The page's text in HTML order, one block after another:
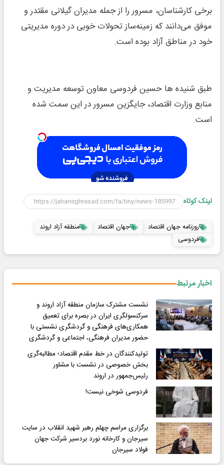
برخی کارشناسان، مسرور را از جمله مدیران گیلانی مقتدر و
موفق می‌دانند که زمینه‌ساز تحولات خوبی در دوره مدیریتی
خود در مناطق آزاد بوده است.
طبق شنیده ها حسین فردوسی معاون توسعه مدیریت و
منابع وزارت اقتصاد، جایگزین مسرور در این سمت شده
است.
لینک کوتاه
روزنامه جهان اقتصاد جهان اقتصاد
منطقه آزاد اروند
فردوسی
اخبار مرتبط
نشست مشترک سازمان منطقه آزاد اروند و
سرکنسولگری ایران در بصره برای تعمیق
همکاری‌های فرهنگی و گردشگری نشستی با
حضور مدیران فرهنگی، اجتماعی و گردشگری
تولیدکنندگان در خط مقدم اقتصاد؛ مطالبه‌گری
بخش خصوصی در نشست با مشاور
رئیس‌جمهور در اروند
فردوسی شوخی نیست!
برگزاری مراسم چهلم رهبر شهید انقلاب در سایت
سیرجان و کارخانه نورد بردسیر شرکت جهان
فولاد سیرجان